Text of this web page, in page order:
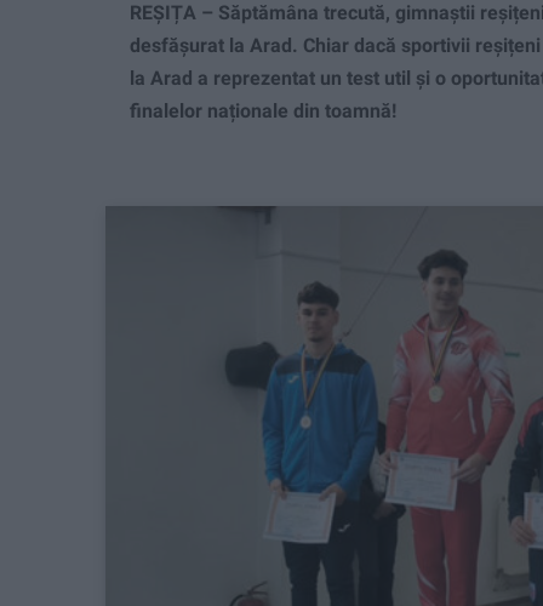
REȘIȚA – Săptămâna trecută, gimnaștii
desfășurat la Arad. Chiar dacă sportivii
la Arad a reprezentat un test util și o
finalelor naționale din toamnă!